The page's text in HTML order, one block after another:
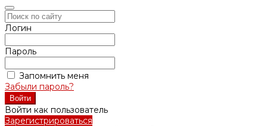
Логин
Пароль
Запомнить меня
Забыли пароль?
Войти как пользователь
Зарегистрироваться